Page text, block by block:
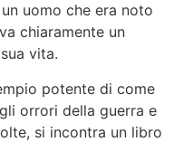
uomo che era noto
chiaramente un
vita.
potente di come
orrori della guerra e
si incontra un libro